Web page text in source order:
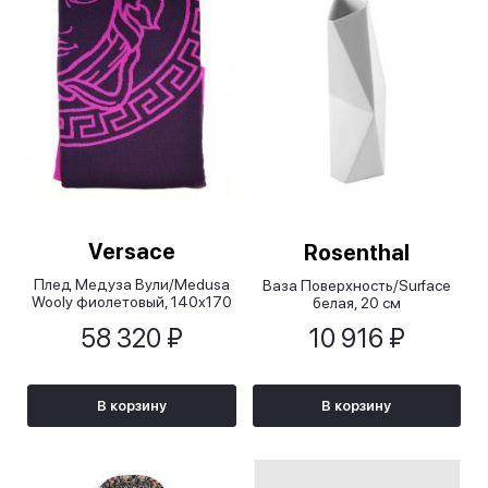
Versace
Плед Медуза Вули/Medusa
Wooly фиолетовый, 140х170
58 320 ₽
В корзину
Rosenthal
Ваза Поверхность/Surface
белая, 20 см
10 916 ₽
В корзину